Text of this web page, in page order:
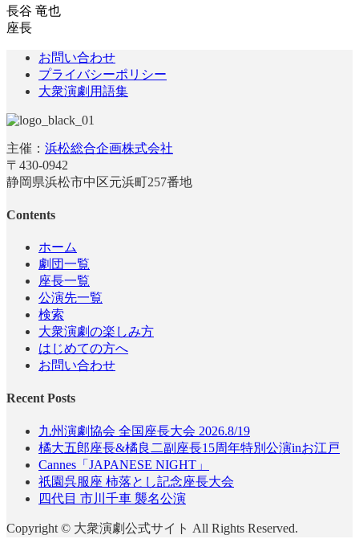
長谷 竜也
座長
お問い合わせ
プライバシーポリシー
大衆演劇用語集
主催： 浜松総合企画株式会社
〒430-0942
静岡県浜松市中区元浜町257番地
Contents
ホーム
劇団一覧
座長一覧
公演先一覧
検索
大衆演劇の楽しみ方
はじめての方へ
お問い合わせ
Recent Posts
九州演劇協会 全国座長大会 2026.8/19
橘大五郎座長&橘良二副座長15周年特別公演inお江戸
Cannes「JAPANESE NIGHT」
祇園呉服座 柿落とし記念座長大会
四代目 市川千車 襲名公演
Copyright © 大衆演劇公式サイト All Rights Reserved.